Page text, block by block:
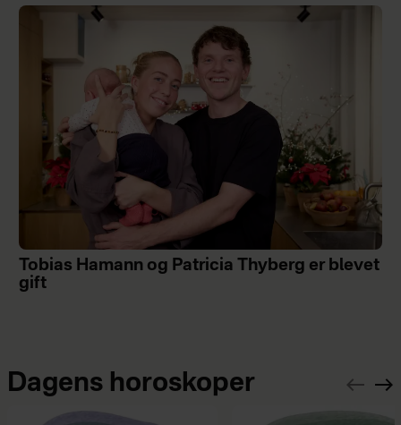
Tobias Hamann og Patricia Thyberg er blevet
gift
Dagens horoskoper